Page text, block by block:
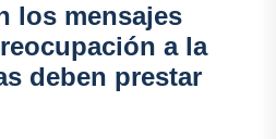
los mensajes
a la
deben prestar